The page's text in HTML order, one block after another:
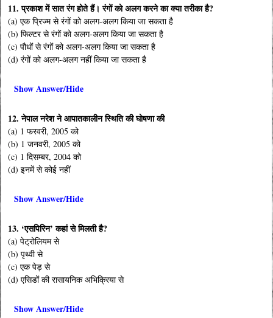
11. प्रकाश में सात रंग होते हैं। रंगों को अलग करने का क्या तरीका है?
(a) एक प्रिज्म से रंगों को अलग-अलग किया जा सकता है
(b) फिल्टर से रंगों को अलग-अलग किया जा सकता है
(c) पौधों से रंगों को अलग-अलग किया जा सकता है
(d) रंगों को अलग-अलग नहीं किया जा सकता है
Show Answer/Hide
12. नेपाल नरेश ने आपातकालीन स्थिति की घोषणा की
(a) 1 फरवरी, 2005 को
(b) 1 जनवरी, 2005 को
(c) 1 दिसम्बर, 2004 को
(d) इनमें से कोई नहीं
Show Answer/Hide
13. ‘एसपिरिन’ कहां से मिलती है?
(a) पेट्रोलियम से
(b) पृथ्वी से
(c) एक पेड़ से
(d) एसिडों की रासायनिक अभिक्रिया से
Show Answer/Hide